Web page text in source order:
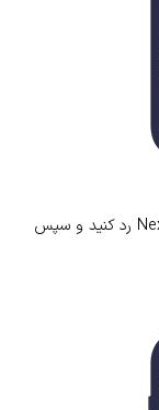
٢. شروع به کار: اسلایدر معرفی را با کلیک روی Next رد کنید و سپس